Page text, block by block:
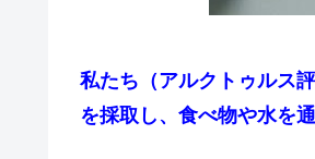
私たち（アルクトゥルス
を採取し、食べ物や水を